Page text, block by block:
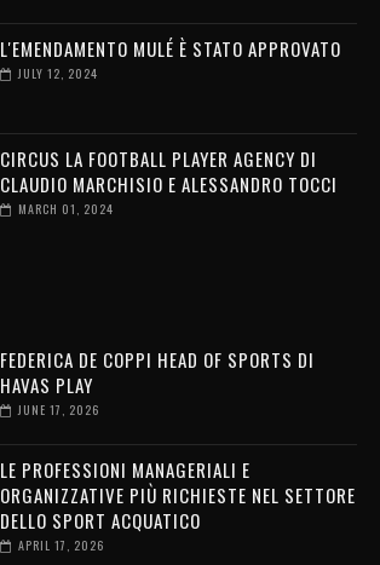
L'EMENDAMENTO MULÉ È STATO APPROVATO
JULY 12, 2024
CIRCUS LA FOOTBALL PLAYER AGENCY DI
CLAUDIO MARCHISIO E ALESSANDRO TOCCI
MARCH 01, 2024
FEDERICA DE COPPI HEAD OF SPORTS DI
HAVAS PLAY
JUNE 17, 2026
LE PROFESSIONI MANAGERIALI E
ORGANIZZATIVE PIÙ RICHIESTE NEL SETTORE
DELLO SPORT ACQUATICO
APRIL 17, 2026